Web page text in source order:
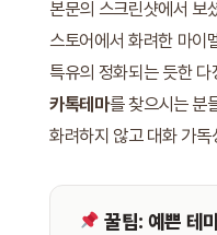
본문의 스크린샷에서 보
스토어에서 화려한 마이
특유의 정화되는 듯한
카톡테마를 찾으시는 분
화려하지 않고 대화 가
꿀팁: 예쁜 테